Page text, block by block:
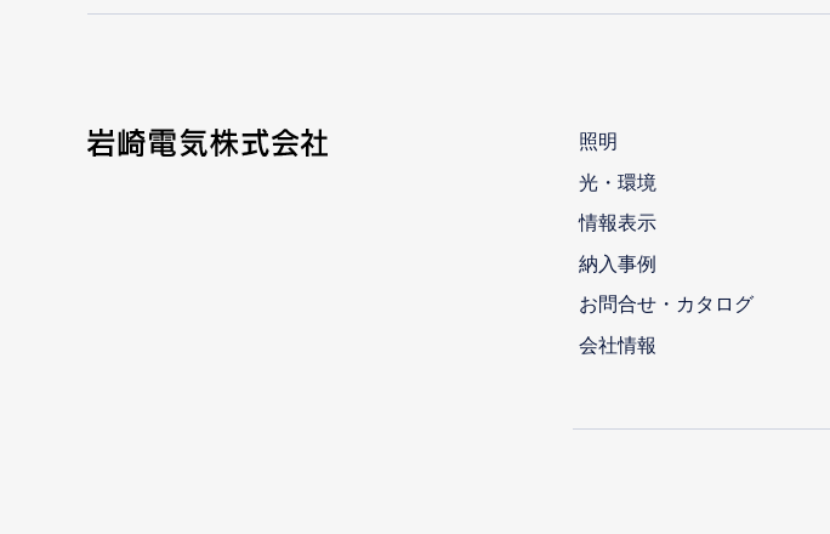
照明
光・環境
情報表示
納入事例
お問合せ・カタログ
会社情報